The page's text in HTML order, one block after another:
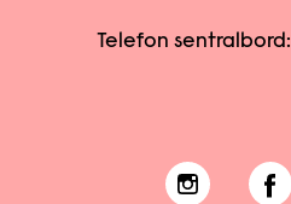
Telefon sentralbord: